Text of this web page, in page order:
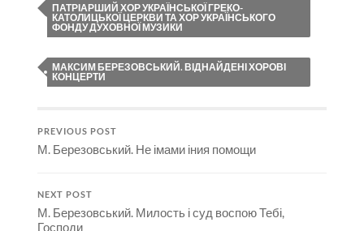
ПАТРІАРШИЙ ХОР УКРАЇНСЬКОЇ ГРЕКО-
КАТОЛИЦЬКОЇ ЦЕРКВИ ТА ХОР УКРАЇНСЬКОГО
ФОНДУ ДУХОВНОЇ МУЗИКИ
МАКСИМ БЕРЕЗОВСЬКИЙ. ВІДНАЙДЕНІ ХОРОВІ
КОНЦЕРТИ
PREVIOUS POST
М. Березовський. Не імами іния помощи
NEXT POST
М. Березовський. Милость і суд воспою Тебі,
Господи